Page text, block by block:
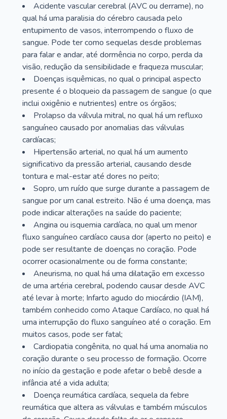
Acidente vascular cerebral (AVC ou derrame), no
qual há uma paralisia do cérebro causada pelo
entupimento de vasos, interrompendo o fluxo de
sangue. Pode ter como sequelas desde problemas
para falar e andar, até dormência no corpo, perda da
visão, redução da sensibilidade e fraqueza muscular;
Doenças isquêmicas, no qual o principal aspecto
presente é o bloqueio da passagem de sangue (o que
inclui oxigênio e nutrientes) entre os órgãos;
Prolapso da válvula mitral, no qual há um refluxo
sanguíneo causado por anomalias das válvulas
cardíacas;
Hipertensão arterial, no qual há um aumento
significativo da pressão arterial, causando desde
tontura e mal-estar até dores no peito;
Sopro, um ruído que surge durante a passagem de
sangue por um canal estreito. Não é uma doença, mas
pode indicar alterações na saúde do paciente;
Angina ou isquemia cardíaca, no qual um menor
fluxo sanguíneo cardíaco causa dor (aperto no peito) e
pode ser resultante de doenças no coração. Pode
ocorrer ocasionalmente ou de forma constante;
Aneurisma, no qual há uma dilatação em excesso
de uma artéria cerebral, podendo causar desde AVC
até levar à morte; Infarto agudo do miocárdio (IAM),
também conhecido como Ataque Cardíaco, no qual há
uma interrupção do fluxo sanguíneo até o coração. Em
muitos casos, pode ser fatal;
Cardiopatia congênita, no qual há uma anomalia no
coração durante o seu processo de formação. Ocorre
no início da gestação e pode afetar o bebê desde a
infância até a vida adulta;
Doença reumática cardíaca, sequela da febre
reumática que altera as válvulas e também músculos